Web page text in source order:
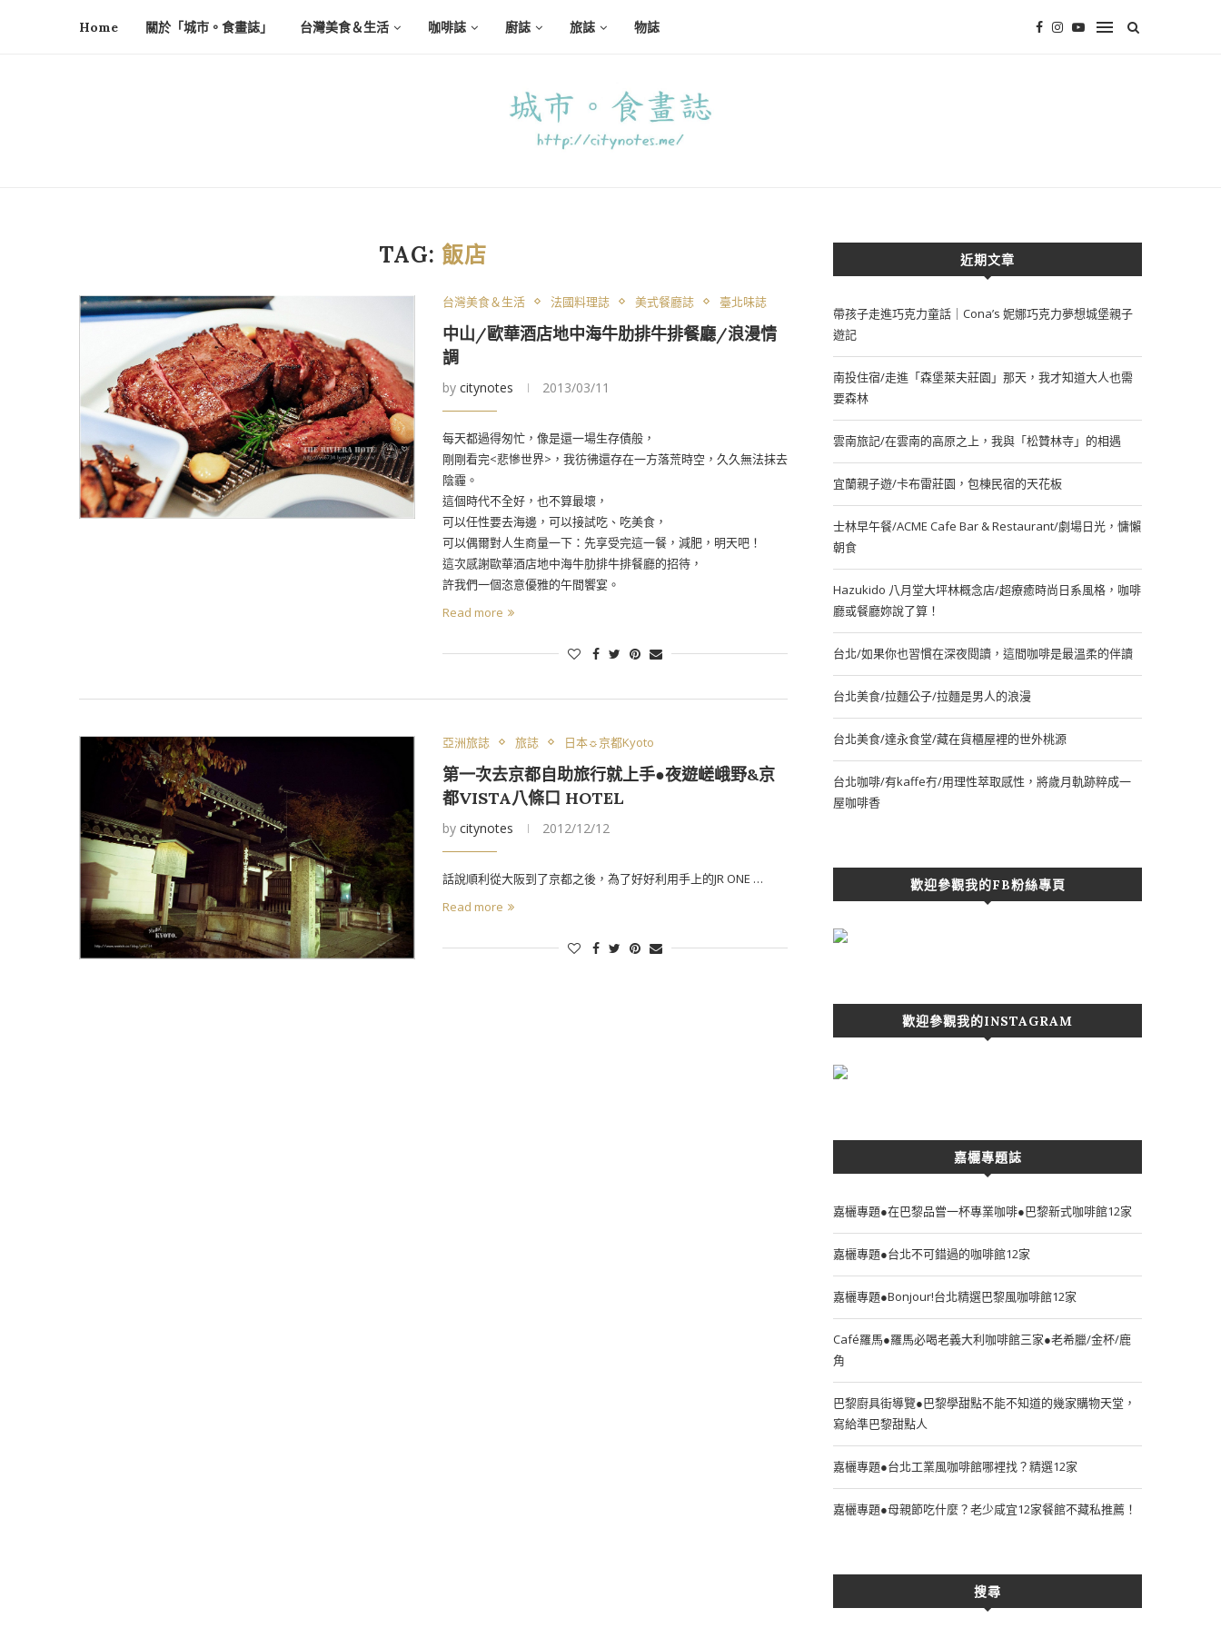
Home 關於「城市。食畫誌」 台灣美食＆生活 咖啡誌 廚誌 旅誌 物誌
TAG: 飯店
台灣美食＆生活 法國料理誌 美式餐廳誌 臺北味誌
中山/歐華酒店地中海牛肋排牛排餐廳/浪漫情
調
by citynotes 2013/03/11
每天都過得匆忙，像是還一場生存債般，
剛剛看完<悲慘世界>，我彷彿還存在一方落荒時空，久久無法抹去
陰霾。
這個時代不全好，也不算最壞，
可以任性要去海邊，可以接試吃、吃美食，
可以偶爾對人生商量一下：先享受完這一餐，減肥，明天吧！
這次感謝歐華酒店地中海牛肋排牛排餐廳的招待，
許我們一個恣意優雅的午間饗宴。
Read more
亞洲旅誌 旅誌 日本☼京都Kyoto
第一次去京都自助旅行就上手●夜遊嵯峨野&京
都VISTA八條口 HOTEL
by citynotes 2012/12/12
話說順利從大阪到了京都之後，為了好好利用手上的JR ONE …
Read more
近期文章
帶孩子走進巧克力童話｜Cona’s 妮娜巧克力夢想城堡親子
遊記
南投住宿/走進「森堡萊夫莊園」那天，我才知道大人也需
要森林
雲南旅記/在雲南的高原之上，我與「松贊林寺」的相遇
宜蘭親子遊/卡布雷莊園，包棟民宿的天花板
士林早午餐/ACME Cafe Bar & Restaurant/劇場日光，慵懶
朝食
Hazukido 八月堂大坪林概念店/超療癒時尚日系風格，咖啡
廳或餐廳妳說了算！
台北/如果你也習慣在深夜閱讀，這間咖啡是最溫柔的伴讀
台北美食/拉麵公子/拉麵是男人的浪漫
台北美食/達永食堂/藏在貨櫃屋裡的世外桃源
台北咖啡/有kaffe冇/用理性萃取感性，將歲月軌跡粹成一
屋咖啡香
歡迎參觀我的FB粉絲專頁
歡迎參觀我的INSTAGRAM
嘉欐專題誌
嘉欐專題●在巴黎品嘗一杯專業咖啡●巴黎新式咖啡館12家
嘉欐專題●台北不可錯過的咖啡館12家
嘉欐專題●Bonjour!台北精選巴黎風咖啡館12家
Café羅馬●羅馬必喝老義大利咖啡館三家●老希臘/金杯/鹿
角
巴黎廚具街導覽●巴黎學甜點不能不知道的幾家購物天堂，
寫給準巴黎甜點人
嘉欐專題●台北工業風咖啡館哪裡找？精選12家
嘉欐專題●母親節吃什麼？老少咸宜12家餐館不藏私推薦！
搜尋